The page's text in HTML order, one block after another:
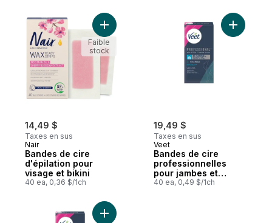
14,49 $
Taxes en sus
Nair
Bandes de cire
d'épilation pour
visage et bikini
40 ea, 0,36 $/1ch
Ajouter Bandes de cire d'épilation pour
Faible
stock
19,49 $
Taxes en sus
Veet
Bandes de cire
professionnelles
pour jambes et
corps, peau sensible
40 ea, 0,49 $/1ch
Ajouter
Ajouter Bandes de cire professionnelles